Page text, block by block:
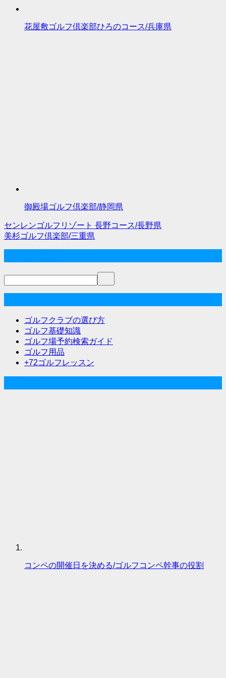
花屋敷ゴルフ倶楽部ひろのコース/兵庫県
御殿場ゴルフ倶楽部/静岡県
投
稿
ビ
センレンゴルフリゾート 長野コース/長野県
美杉ゴルフ倶楽部/三重県
ゴルフクラブの選び方
ゴルフ基礎知識
ゴルフ場予約検索ガイド
ゴルフ用品
+72ゴルフレッスン
コンペの開催日を決める/ゴルフコンペ幹事の役割